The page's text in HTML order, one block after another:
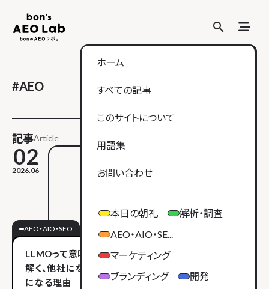
search
search
ホーム
すべての記事
このサイトについて
用語集
お問い合わせ
本日の朝礼
解析・調査
AEO・AIO・SE...
マーケティング
ブランディング
開発
#AEO
記事Article
02
2026.06
AEO・AIO・SEO
LLMOって意味あるの？Googleの公式発表から紐
解く、他社にない強みがある企業こそLLMOが武器
になる理由